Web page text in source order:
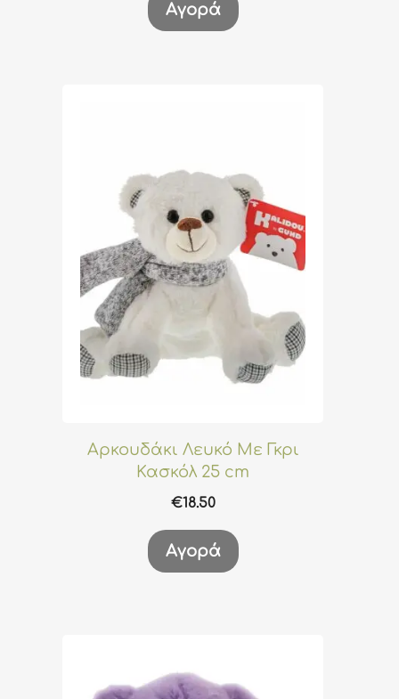
Αγορά
Αρκουδάκι Λευκό Με Γκρι
Κασκόλ 25 cm
€18.50
Αγορά